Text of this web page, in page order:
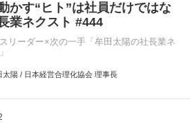
かす“ヒト”は社員だけではな
業ネクスト #444
リーダー×次の一手「牟田太陽の社長業ネ
太陽 / 日本経営合理化協会 理事長